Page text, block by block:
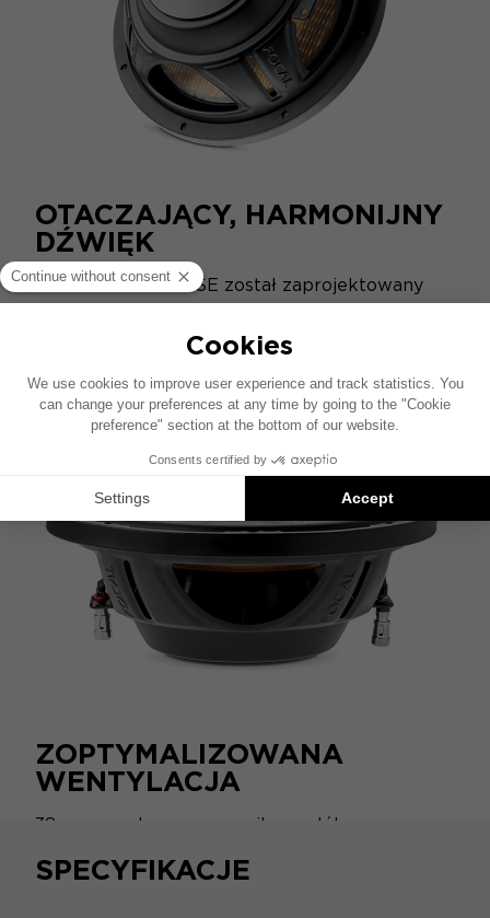
OTACZAJĄCY, HARMONIJNY
DŹWIĘK
Subwoofer P 25 FSE został zaprojektowany
dyskretny. Kompaktowy i potężny silnik z
łatwy do zintegrowania z pojazdem.
ZOPTYMALIZOWANA
WENTYLACJA
38 mm cewka na wsporniku z włókna
umożliwiając idealnie dostosowaną wentylację.
SPECYFIKACJE